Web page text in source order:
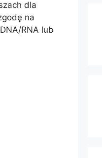
dla
na
RNA lub